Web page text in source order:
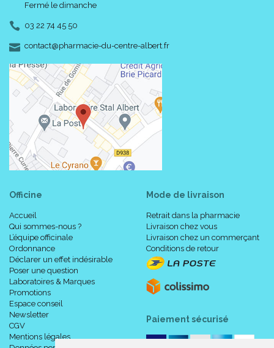
Fermé le dimanche
03 22 74 45 50
contact-
@-
pharmacie-du-centre-albert.fr
Officine
Accueil
Qui sommes-nous ?
L’équipe officinale
Ordonnance
Déclarer un effet indésirable
Poser une question
Laboratoires & Marques
Promotions
Espace conseil
Newsletter
CGV
Mentions légales
Mode de livraison
Retrait dans la pharmacie
Livraison chez vous
Livraison chez un commerçant
Conditions de retour
Paiement sécurisé